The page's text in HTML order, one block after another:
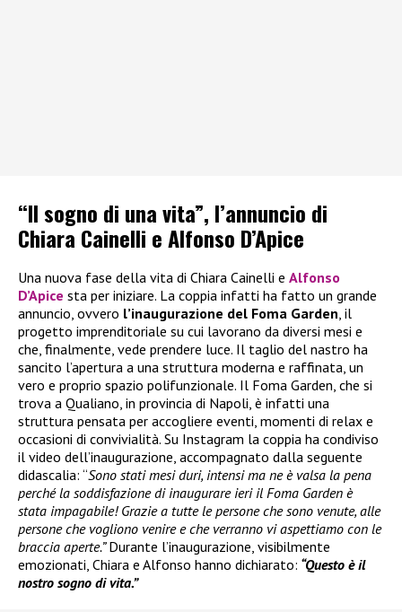
“Il sogno di una vita”, l’annuncio di
Chiara Cainelli e Alfonso D’Apice
Una nuova fase della vita di Chiara Cainelli e Alfonso
D’Apice sta per iniziare. La coppia infatti ha fatto un grande
annuncio, ovvero l’inaugurazione del Foma Garden , il
progetto imprenditoriale su cui lavorano da diversi mesi e
che, finalmente, vede prendere luce. Il taglio del nastro ha
sancito l’apertura a una struttura moderna e raffinata, un
vero e proprio spazio polifunzionale. Il Foma Garden, che si
trova a Qualiano, in provincia di Napoli, è infatti una
struttura pensata per accogliere eventi, momenti di relax e
occasioni di convivialità. Su Instagram la coppia ha condiviso
il video dell’inaugurazione, accompagnato dalla seguente
didascalia: “Sono stati mesi duri, intensi ma ne è valsa la pena
perché la soddisfazione di inaugurare ieri il Foma Garden è
stata impagabile! Grazie a tutte le persone che sono venute, alle
persone che vogliono venire e che verranno vi aspettiamo con le
braccia aperte.”Durante l’inaugurazione, visibilmente
emozionati, Chiara e Alfonso hanno dichiarato: “Questo è il
nostro sogno di vita.”